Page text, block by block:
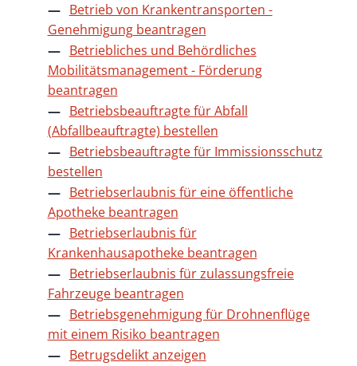
Betrieb von Krankentransporten -
Genehmigung beantragen
Betriebliches und Behördliches
Mobilitätsmanagement - Förderung
beantragen
Betriebsbeauftragte für Abfall
(Abfallbeauftragte) bestellen
Betriebsbeauftragte für Immissionsschutz
bestellen
Betriebserlaubnis für eine öffentliche
Apotheke beantragen
Betriebserlaubnis für
Krankenhausapotheke beantragen
Betriebserlaubnis für zulassungsfreie
Fahrzeuge beantragen
Betriebsgenehmigung für Drohnenflüge
mit einem Risiko beantragen
Betrugsdelikt anzeigen